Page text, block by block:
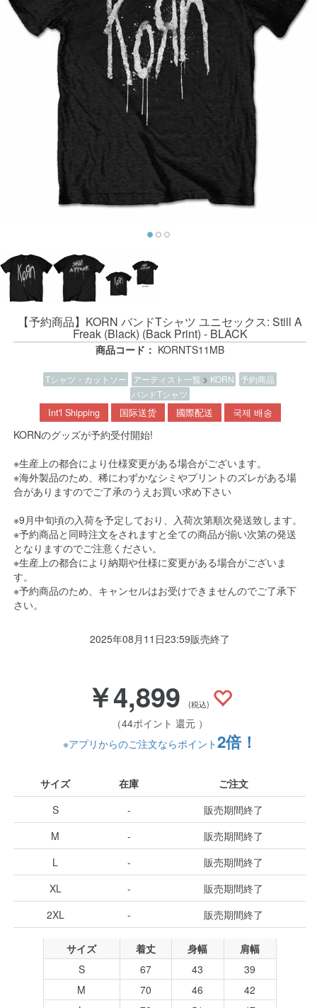
【予約商品】KORN バンドTシャツ ユニセックス: Still A
Freak (Black) (Back Print) - BLACK
商品コード： KORNTS11MB
Tシャツ・カットソー アーティスト一覧 > KORN
予約商品
バンドTシャツ
Int'l Shipping 国际送货 國際配送 국제 배송
KORNのグッズが予約受付開始!
※生産上の都合により仕様変更がある場合がございます。
※海外製品のため、稀にわずかなシミやプリントのズレがある場
合がありますのでご了承のうえお買い求め下さい
※9月中旬頃の入荷を予定しており、入荷次第順次発送致します。
※予約商品と同時注文をされますと全ての商品が揃い次第の発送
となりますのでご注意ください。
※生産上の都合により納期や仕様に変更がある場合がございま
す。
※予約商品のため、キャンセルはお受けできませんのでご了承下
さい。
2025年08月11日23:59販売終了
￥4,899 (税込)
（44ポイント 還元 ）
※アプリからのご注文ならポイント2倍！
サイズ 在庫
ご注文
S
-
販売期間終了
M
-
販売期間終了
L
-
販売期間終了
XL
-
販売期間終了
2XL
- 販売期間終了
サイズ 着丈 身幅
肩幅
S
67 43
39
M
70 46
42